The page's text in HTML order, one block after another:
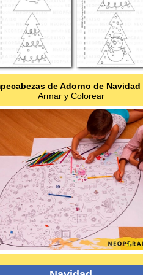
de Adorno de Navidad
Armar y Colorear